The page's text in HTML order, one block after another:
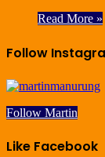
Read More »
Follow
Follow Martin
Like Facebook